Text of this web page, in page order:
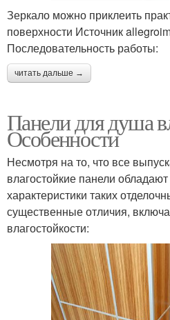
Зеркало можно приклеить
поверхности Источник
Последовательность работы:
читать дальше →
Панели для душа
Особенности
Несмотря на то, что все
влагостойкие панели
характеристики таких
существенные отличия,
влагостойкости: